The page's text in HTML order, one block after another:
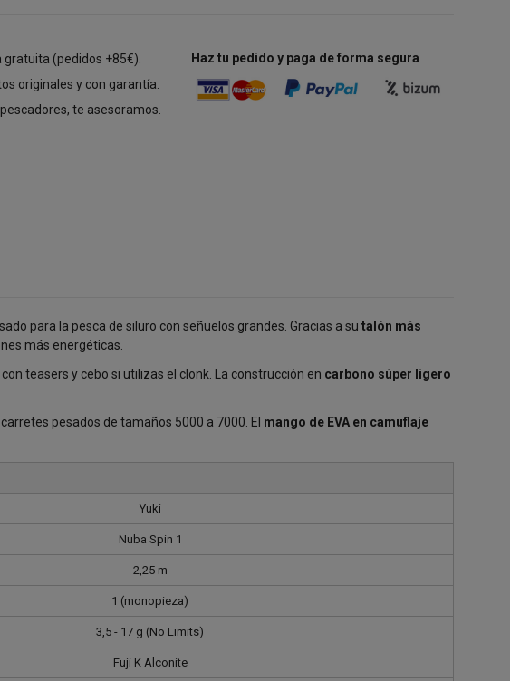
gratuita (pedidos +85€).
originales y con garantía.
te asesoramos.
Haz tu pedido y paga de forma segura
para la pesca de siluro con señuelos grandes. Gracias a su talón más
más energéticas.
teasers y cebo si utilizas el clonk. La construcción en carbono súper ligero
pesados de tamaños 5000 a 7000. El mango de EVA en camuflaje
Yuki
Nuba Spin 1
2,25 m
1 (monopieza)
3,5 - 17 g (No Limits)
Fuji K Alconite